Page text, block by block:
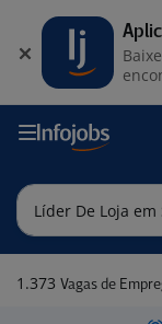
1.373 Vagas de